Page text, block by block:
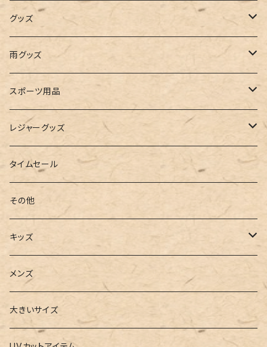
インナー
ビスチェ
レギンス
その他
レインシューズ
レースアップ
ルームシューズ
インソール
ローファー
エコバッグ
リュック
ハンドバッグ
ボストンバッグ
ワンショルダー
オフショルダー
バンドゥ
タンキニ
キャミキニ
フィットネス
2点セット
3点セット
4点セット
男の子
ユニセックス
アクセサリー
マスクケース
グッズ
帽子
ストール・マフラー
手袋
ポーチ
パスケース
ウォレット
カードケース
キーケース
雨グッズ
レインコート
スポーツ用品
トレーニング・スポーツウェア
トレーニンググッズ
ヨガウェア
ヨガソックス
ヨガグッズ
ヨガマット
レジャーグッズ
ビーチグッズ
タイムセール
その他
キッズ
Girls
水着
バレー
Boys
水着
メンズ
大きいサイズ